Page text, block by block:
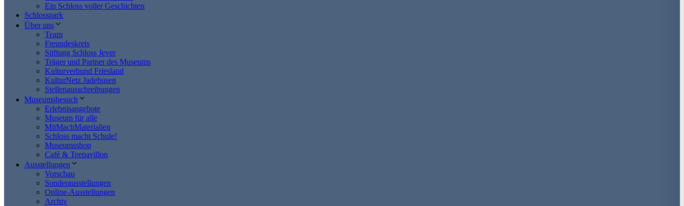
Ein Schloss voller Geschichten
Schlosspark
Über uns
Team
Freundeskreis
Stiftung Schloss Jever
Träger und Partner des Museums
Kulturverbund Friesland
KulturNetz Jadebusen
Stellenausschreibungen
Museumsbesuch
Erlebnisangebote
Museum für alle
MitMachMaterialien
Schloss macht Schule!
Museumsshop
Café & Teepavillon
Ausstellungen
Vorschau
Sonderausstellungen
Online-Ausstellungen
Archiv